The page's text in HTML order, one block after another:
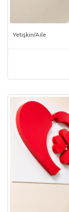
Yetişkin/Aile